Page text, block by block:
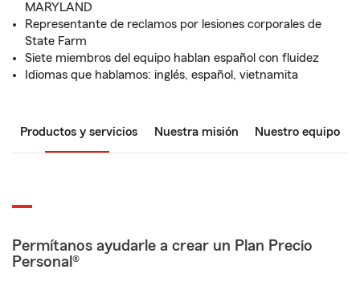
MARYLAND
Representante de reclamos por lesiones corporales de
State Farm
Siete miembros del equipo hablan español con fluidez
Idiomas que hablamos: inglés, español, vietnamita
Productos y servicios Nuestra misión Nuestro equipo
Permítanos ayudarle a crear un Plan Precio
Personal®